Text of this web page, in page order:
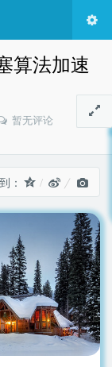
算法加速
暂无评论
：